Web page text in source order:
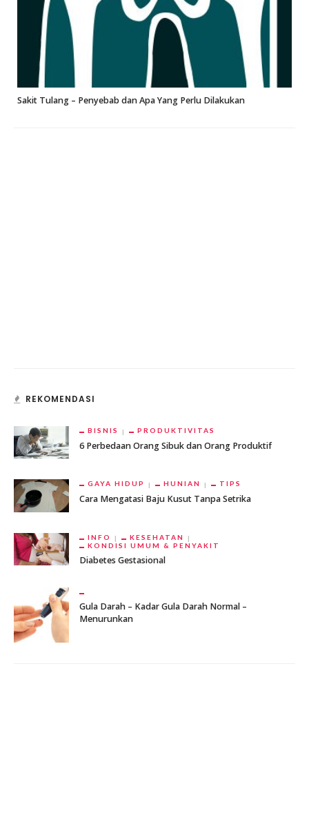
Sakit Tulang – Penyebab dan Apa Yang Perlu Dilakukan
REKOMENDASI
BISNIS PRODUKTIVITAS
6 Perbedaan Orang Sibuk dan Orang Produktif
GAYA HIDUP HUNIAN TIPS
Cara Mengatasi Baju Kusut Tanpa Setrika
INFO
KESEHATAN
KONDISI UMUM & PENYAKIT
Diabetes Gestasional
Gula Darah – Kadar Gula Darah Normal –
Menurunkan